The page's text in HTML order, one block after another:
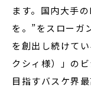
ます。国内大手
を。”をスローガ
を創出し続けて
クシィ様）」の
目指すバスケ界